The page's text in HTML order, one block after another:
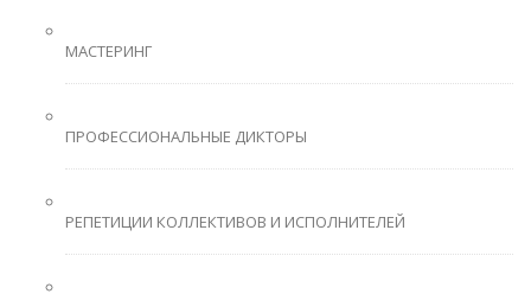
МАСТЕРИНГ
ПРОФЕССИОНАЛЬНЫЕ ДИКТОРЫ
РЕПЕТИЦИИ КОЛЛЕКТИВОВ И ИСПОЛНИТЕЛЕЙ